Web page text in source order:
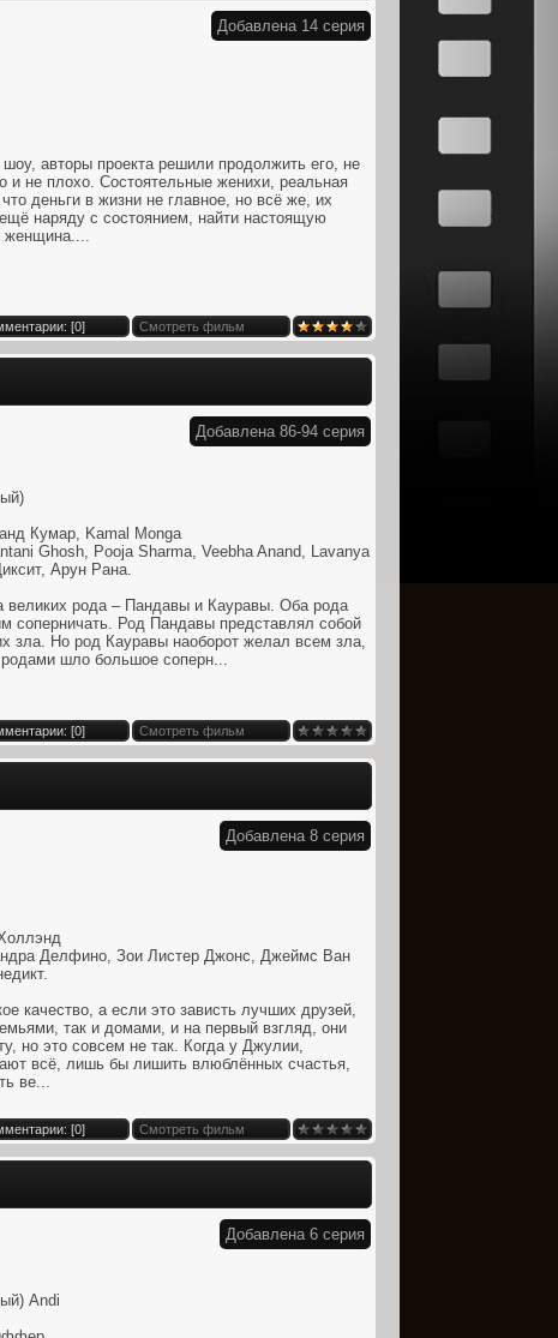
Добавлена 14 серия
авторы проекта решили продолжить его, не
и не плохо. Состоятельные женихи, реальная
деньги в жизни не главное, но всё же, их
наряду с состоянием, найти настоящую
женщина....
[0] Смотреть фильм
Добавлена 86-94 серия
Кумар, Kamal Monga
Ghosh, Pooja Sharma, Veebha Anand, Lavanya
Арун Рана.
великих рода – Пандавы и Кауравы. Оба рода
соперничать. Род Пандавы представлял собой
зла. Но род Кауравы наоборот желал всем зла,
шло большое соперн...
[0] Смотреть фильм
Добавлена 8 серия
Делфино, Зои Листер Джонс, Джеймс Ван
качество, а если это зависть лучших друзей,
так и домами, и на первый взгляд, они
но это совсем не так. Когда у Джулии,
всё, лишь бы лишить влюблённых счастья,
ве...
[0] Смотреть фильм
Добавлена 6 серия
Andi